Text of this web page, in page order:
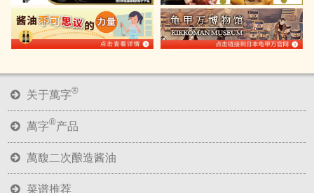
萬字®产品
萬馥二次酿造酱油
菜谱推荐